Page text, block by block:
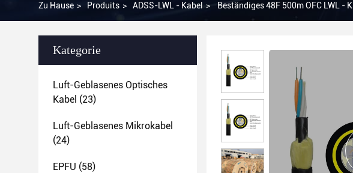
Zu Hause > Produits > ADSS-LWL - Kabel > Beständiges 48F 500m OFC LWL
Kategorie
Luft-Geblasenes Optisches
Kabel (23)
Luft-Geblasenes Mikrokabel
(24)
EPFU (58)